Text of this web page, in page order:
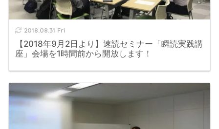
2018.08.31 Fri
【2018年9月2日より】速読セミナー「瞬読実践講
座」会場を1時間前から開放します！